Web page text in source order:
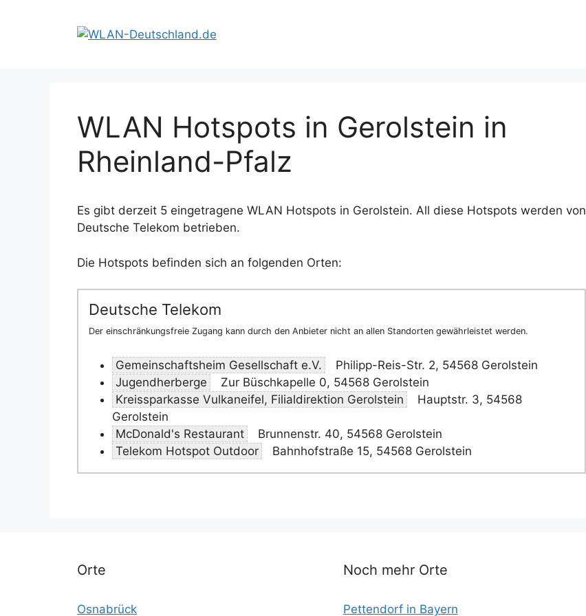
WLAN Hotspots in Gerolstein in
Rheinland-Pfalz
Es gibt derzeit 5 eingetragene WLAN Hotspots in Gerolstein. All diese Hotspots werden von
Deutsche Telekom betrieben.
Die Hotspots befinden sich an folgenden Orten:
Deutsche Telekom
Der einschränkungsfreie Zugang kann durch den Anbieter nicht an allen Standorten gewährleistet werden.
Gemeinschaftsheim Gesellschaft e.V.
Philipp-Reis-Str. 2, 54568 Gerolstein
Jugendherberge
Zur Büschkapelle 0, 54568 Gerolstein
Kreissparkasse Vulkaneifel, Filialdirektion Gerolstein
Hauptstr. 3, 54568
Gerolstein
McDonald's Restaurant
Brunnenstr. 40, 54568 Gerolstein
Telekom Hotspot Outdoor
Bahnhofstraße 15, 54568 Gerolstein
Orte
Osnabrück
Noch mehr Orte
Pettendorf in Bayern